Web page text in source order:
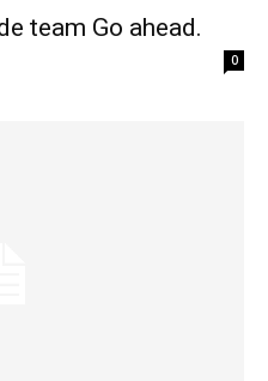
team Go ahead.
0